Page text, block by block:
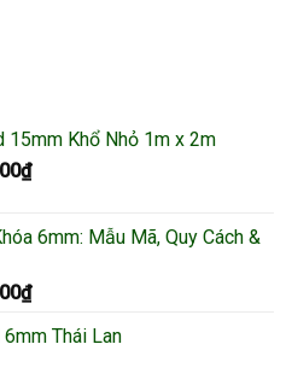
15mm Khổ Nhỏ 1m x 2m
₫Giá
là:
6mm: Mẫu Mã, Quy Cách &
₫Giá
tạiThái Lan